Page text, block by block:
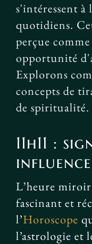
s'intéressent à
quotidiens.
perçue
opportunité
Explorons
concepts de
de spiritualité.
11h11 :
L’heure
fascinant et
l’Horoscope
l’astrologie et